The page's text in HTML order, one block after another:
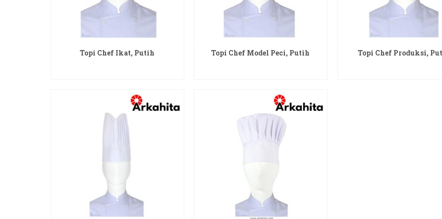
Topi Chef Ikat, Putih Topi Chef Model Peci, Putih Topi Chef Produksi,